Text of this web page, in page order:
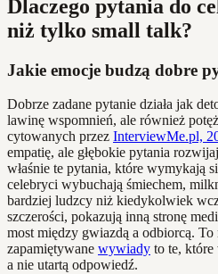
Dlaczego pytania do
niż tylko small talk?
Jakie emocje budzą dobre
Dobrze zadane pytanie działa jak
lawinę wspomnień, ale również
cytowanych przez InterviewMe.pl,
empatię, ale głębokie pytania
właśnie te pytania, które wymykają
celebryci wybuchają śmiechem,
bardziej ludzcy niż kiedykolwiek
szczerości, pokazują inną stronę
most między gwiazdą a odbiorcą.
zapamiętywane wywiady to te, które
a nie utartą odpowiedź.